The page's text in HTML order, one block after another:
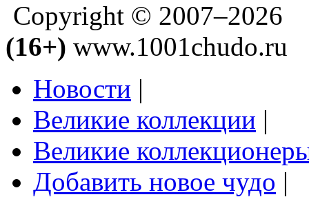
Copyright © 2007–2026
(16+) www.1001chudo.ru
Новости |
Великие коллекции |
Великие
Добавить новое чудо |